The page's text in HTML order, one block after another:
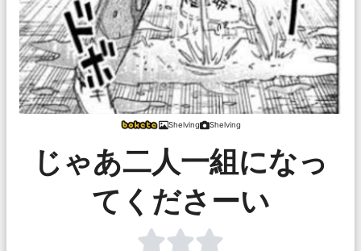
Shelving Shelving
じゃあ二人一組になっ
てくださーい